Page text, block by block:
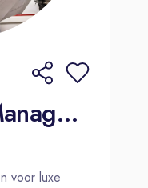
Aankomend Manager Interieur | Makkum
voor luxe